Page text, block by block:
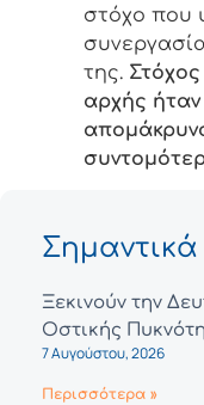
στόχο που
της.
αρχής
Ξεκινούν την
Οστικής
7 Αυγούστου, 2026
Περισσότερα »